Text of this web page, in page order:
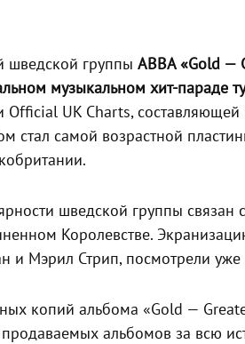
шведской группы ABBA «Gold —
музыкальном хит-параде
UK Charts, составляющей
стал самой возрастной
шведской группы
Королевстве.
и Мэрил Стрип, посмотрели
копий альбома «Gold —
альбомов за всю